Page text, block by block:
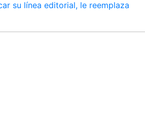
su línea editorial, le reemplaza